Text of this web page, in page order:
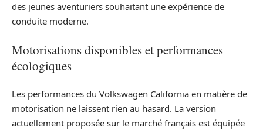
des jeunes aventuriers souhaitant une expérience de
conduite moderne.
Motorisations disponibles et performances
écologiques
Les performances du Volkswagen California en matière de
motorisation ne laissent rien au hasard. La version
actuellement proposée sur le marché français est équipée